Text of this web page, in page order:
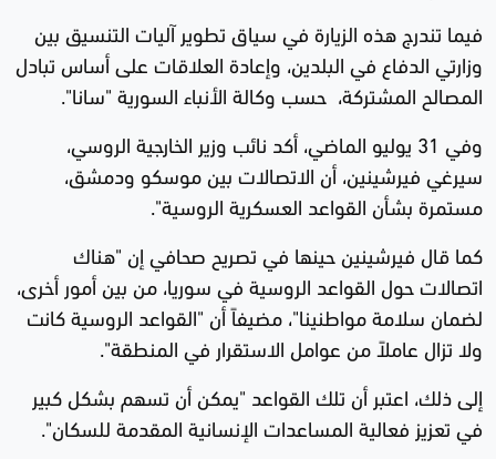
فيما تندرج هذه الزيارة في سياق تطوير آليات التنسيق بين
وزارتي الدفاع في البلدين، وإعادة العلاقات على أساس تبادل
المصالح المشتركة، حسب وكالة الأنباء السورية "سانا".
وفي 31 يوليو الماضي، أكد نائب وزير الخارجية الروسي،
سيرغي فيرشينين، أن الاتصالات بين موسكو ودمشق،
مستمرة بشأن القواعد العسكرية الروسية".
كما قال فيرشينين حينها في تصريح صحافي إن "هناك
اتصالات حول القواعد الروسية في سوريا، من بين أمور أخرى،
لضمان سلامة مواطنينا"، مضيفاً أن "القواعد الروسية كانت
ولا تزال عاملاً من عوامل الاستقرار في المنطقة".
إلى ذلك، اعتبر أن تلك القواعد "يمكن أن تسهم بشكل كبير
في تعزيز فعالية المساعدات الإنسانية المقدمة للسكان".